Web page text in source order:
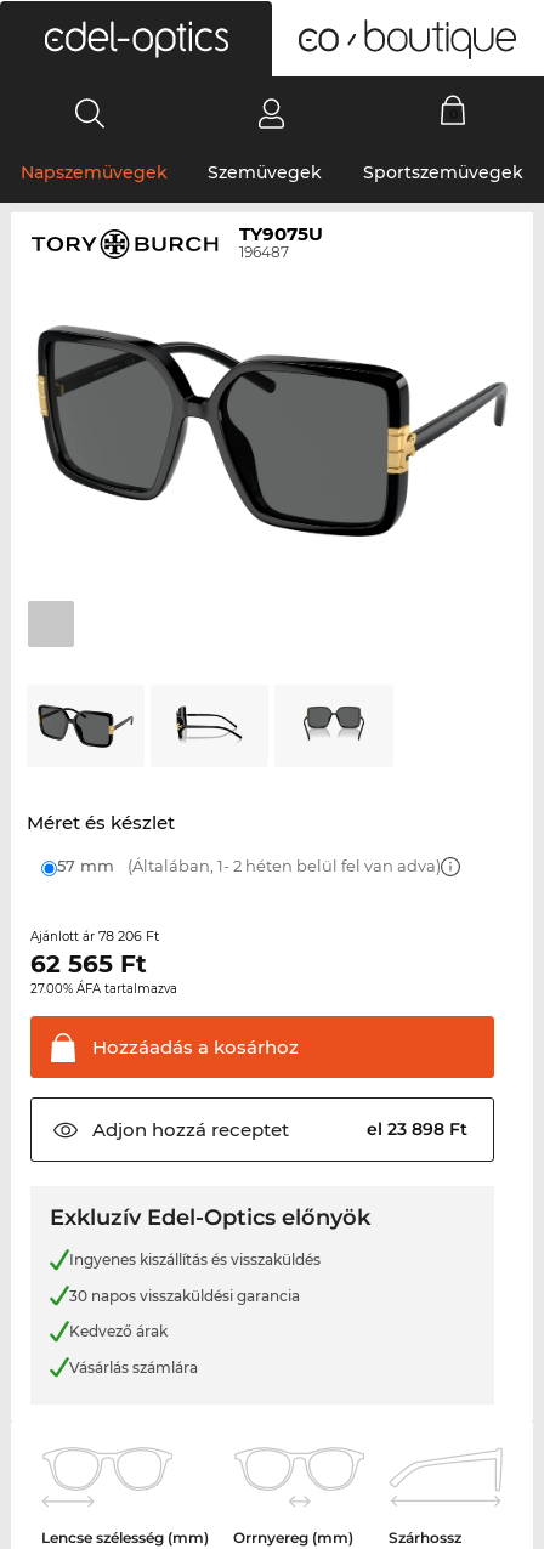
Napszemüvegek Szemüvegek Sportszemüvegek
TY9075U
196487
Méret és készlet
57 mm (Általában, 1- 2 héten belül fel van adva)
Ajánlott ár 78 206 Ft
62 565Ft
27.00% ÁFA tartalmazva
Hozzáadás a kosárhoz
Adjon hozzá receptet el 23 898 Ft
Exkluzív Edel-Optics előnyök
Ingyenes kiszállítás és visszaküldés
30 napos visszaküldési garancia
Kedvező árak
Vásárlás számlára
Lencse szélesség (mm)
Orrnyereg (mm)
Szárhossz